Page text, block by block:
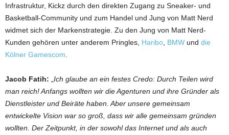
Infrastruktur, Kickz durch den direkten Zugang zu Sneaker- und
Basketball-Community und zum Handel und Jung von Matt Nerd
widmet sich der Markenstrategie. Zu den Jung von Matt Nerd-
Kunden gehören unter anderem Pringles, Haribo BMW und die
Kölner Gamescom
Jacob Fatih:
Ich glaube an ein festes Credo: Durch Teilen wird
man reich! Anfangs wollten wir die Agenturen und ihre Gründer als
Dienstleister und Beiräte haben. Aber unsere gemeinsam
entwickelte Vision war so groß, dass wir alle gemeinsam gründen
wollten. Der Zeitpunkt, in der sowohl das Internet und als auch